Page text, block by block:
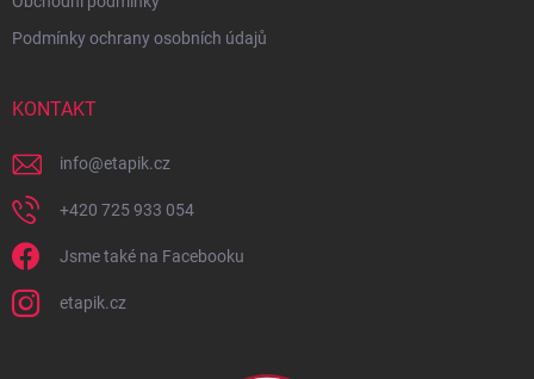
Podmínky ochrany osobních údajů
KONTAKT
info@etapik.cz
+420 725 933 054
Jsme také na Facebooku
etapik.cz